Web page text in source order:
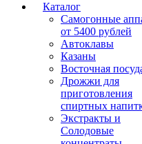
Каталог
Самогонные
от 5400 рублей
Автоклавы
Казаны
Восточная
Дрожжи для
приготовления
спиртных
Экстракты и
Солодовые